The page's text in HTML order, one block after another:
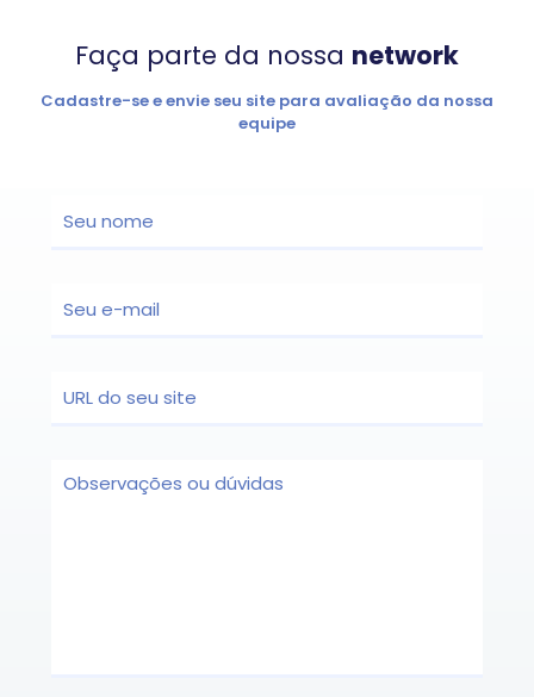
Faça parte da nossa network
Cadastre-se e envie seu site para avaliação da nossa
equipe